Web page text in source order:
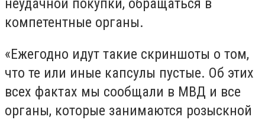
неудачной покупки, обращаться в
компетентные органы.
«Ежегодно идут такие скриншоты о том,
что те или иные капсулы пустые. Об этих
всех фактах мы сообщали в МВД и все
органы, которые занимаются розыскной